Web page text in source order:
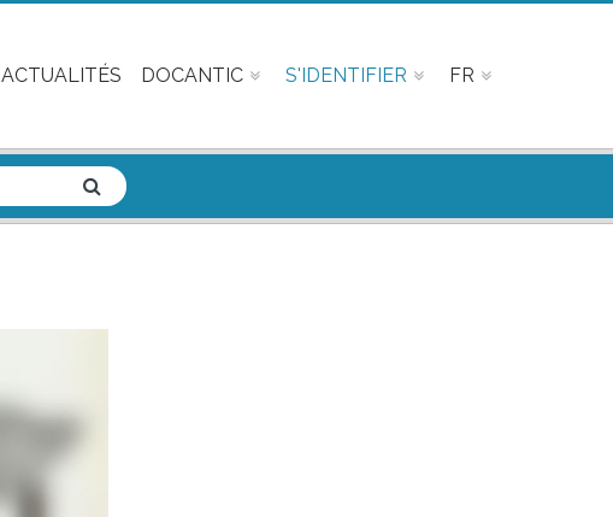
ACTUALITÉS DOCANTIC S'IDENTIFIER FR